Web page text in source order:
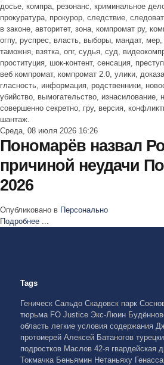
досье, компра, резонанс, криминальное
прокуратура, прокурор, следствие,
в законе, авторитет, зона, компромат ру,
огпу, руспрес, власть, выборы, мандат, мер,
таможня, взятка, опг, судья, суд,
проституция, шок-контент, сенсация,
веб компромат, компромат 2.0, улики,
гласность, информация, родственники,
убийство, вымогательство, изнасилование,
совершенно секретно, гру, версия,
шантаж.
Среда, 08 июля 2026 16:26
Пономарёв назвал
причиной неудачи
2026
Опубликовано в Персонально
Подробнее ...
Tags
Геническ Сальдо Скадовск парк
тюрьма FO Justice Экс-Люин
область легкие условия содержания
протоиерей Алексей Батаногов
подростков Маслов 42-я гвардейская
Токмачка Беньямин Нетаньяху